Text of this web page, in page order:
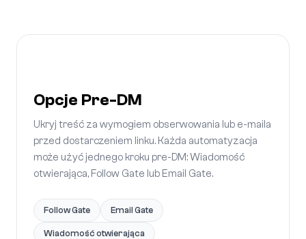
Opcje Pre-DM
Ukryj treść za wymogiem obserwowania lub e-maila
przed dostarczeniem linku. Każda automatyzacja
może użyć jednego kroku pre-DM: Wiadomość
otwierająca, Follow Gate lub Email Gate.
Follow Gate Email Gate
Wiadomość otwierająca